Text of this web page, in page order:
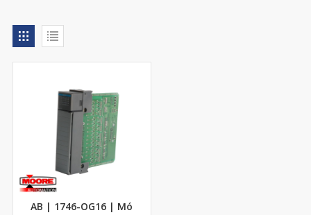
AB | 1746-OG16 | Mó